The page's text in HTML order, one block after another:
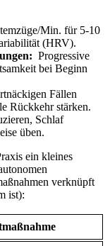
Min.‌ für 5-10
(HRV).
​ Progressive
bei Beginn
Fällen⁣
‌Rückkehr stärken.
Schlaf‌
üben.
​ein kleines
verknüpft
ist):